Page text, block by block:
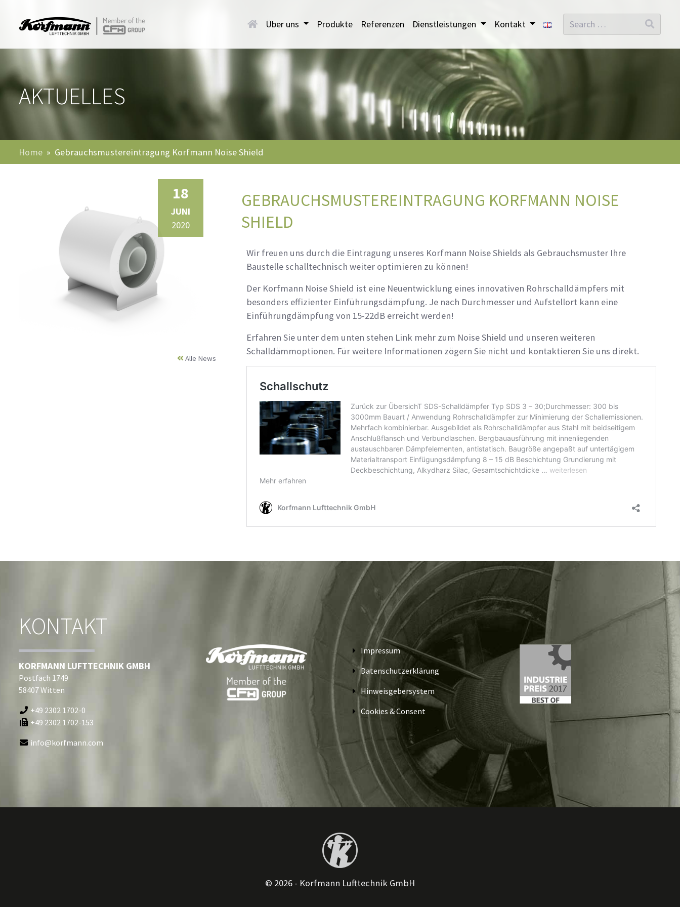
Über uns Produkte Referenzen Dienstleistungen Kontakt Search
AKTUELLES
Home Gebrauchsmustereintragung Korfmann Noise Shield
18
JUNI
2020
Alle News
GEBRAUCHSMUSTEREINTRAGUNG KORFMANN NOISE
SHIELD
Wir freuen uns durch die Eintragung unseres Korfmann Noise Shields als Gebrauchsmuster Ihre
Baustelle schalltechnisch weiter optimieren zu können!
Der Korfmann Noise Shield ist eine Neuentwicklung eines innovativen Rohrschalldämpfers mit
besonders effizienter Einführungsdämpfung. Je nach Durchmesser und Aufstellort kann eine
Einführungdämpfung von 15-22dB erreicht werden!
Erfahren Sie unter dem unten stehen Link mehr zum Noise Shield und unseren weiteren
Schalldämmoptionen. Für weitere Informationen zögern Sie nicht und kontaktieren Sie uns direkt.
KONTAKT
KORFMANN LUFTTECHNIK GMBH
Postfach 1749
58407 Witten
+49 2302 1702-0
+49 2302 1702-153
info@korfmann.com
Impressum
Datenschutzerklärung
Hinweisgebersystem
Cookies & Consent
© 2026 - Korfmann Lufttechnik GmbH